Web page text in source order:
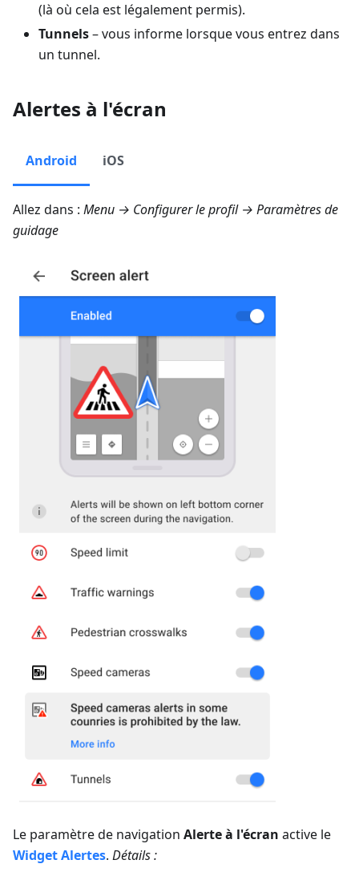
(là où cela est légalement permis).
Tunnels– vous informe lorsque vous entrez dans
un tunnel.
Alertes à l'écran
Android iOS
Allez dans : Menu → Configurer le profil → Paramètres de
guidage
Le paramètre de navigation Alerte à l'écran active le
Widget Alertes. Détails :